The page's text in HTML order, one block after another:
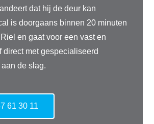
dat hij de deur kan
is doorgaans binnen 20 minuten
en gaat voor een vast en
direct met gespecialiseerd
de slag.
61 30 11